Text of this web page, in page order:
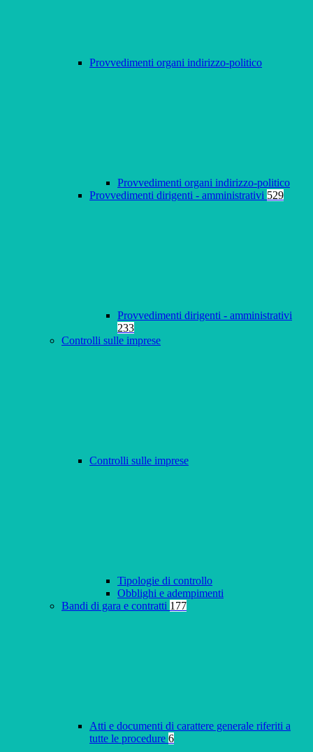
Provvedimenti organi indirizzo-politico
Provvedimenti organi indirizzo-politico
Provvedimenti dirigenti - amministrativi 529
Provvedimenti dirigenti - amministrativi
233
Controlli sulle imprese
Controlli sulle imprese
Tipologie di controllo
Obblighi e adempimenti
Bandi di gara e contratti 177
Atti e documenti di carattere generale riferiti a
tutte le procedure 6